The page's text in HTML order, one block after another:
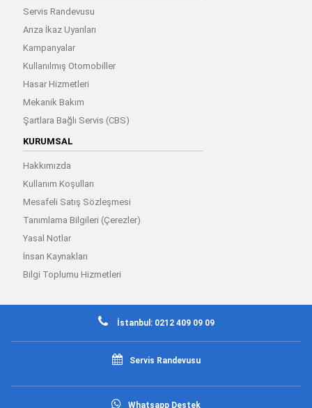
Servis Randevusu
Arıza İkaz Uyarıları
Kampanyalar
Kullanılmış Otomobiller
Hasar Hizmetleri
Mekanik Bakım
Şartlara Bağlı Servis (CBS)
KURUMSAL
Hakkımızda
Kullanım Koşulları
Mesafeli Satış Sözleşmesi
Tanımlama Bilgileri (Çerezler)
Yasal Notlar
İnsan Kaynakları
Bilgi Toplumu Hizmetleri
İstanbul: 0212 409 09 09
Servis Randevusu
Whatsapp Destek